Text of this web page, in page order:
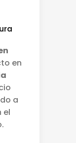
en
a
el